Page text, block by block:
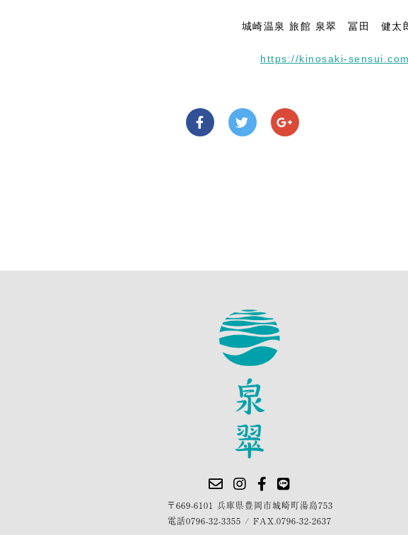
城崎温泉 旅館 泉翠 冨田 健太
https://kinosaki-
〒669-6101 兵庫県豊岡市城崎町湯島753
電話0796-32-3355 / FAX.0796-32-2637